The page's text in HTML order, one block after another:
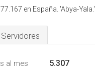
en España. 'Abya-Yala.'
Servidores
al mes 5.307